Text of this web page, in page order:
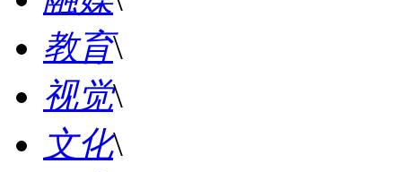
教育\
视觉\
文化\